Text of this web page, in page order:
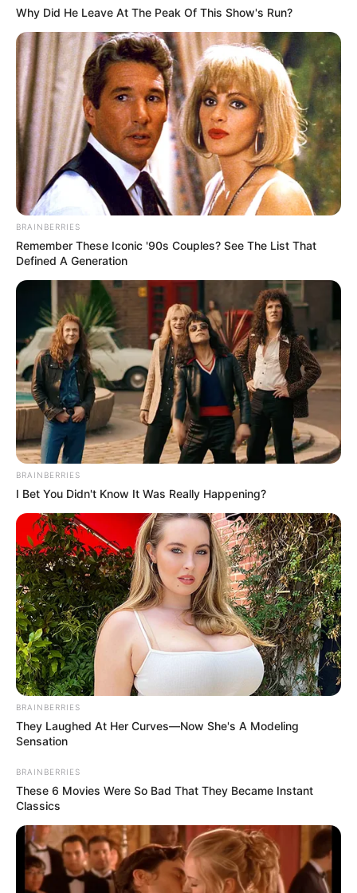
Why Did He Leave At The Peak Of This Show's Run?
BRAINBERRIES
Remember These Iconic '90s Couples? See The List That
Defined A Generation
BRAINBERRIES
I Bet You Didn't Know It Was Really Happening?
BRAINBERRIES
They Laughed At Her Curves—Now She's A Modeling
Sensation
BRAINBERRIES
These 6 Movies Were So Bad That They Became Instant
Classics